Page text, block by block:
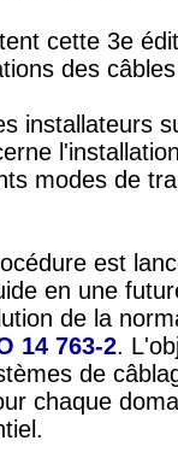
cette 3e
des
installateurs
modes de
est
en une
de la
14 763-2.
de
chaque